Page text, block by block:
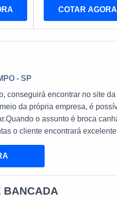
COTAR AGORA
- SP
conseguirá encontrar no site da
da própria empresa, é
o assunto é broca
o cliente encontrará excelente
técnica para suprir a
BANCADA